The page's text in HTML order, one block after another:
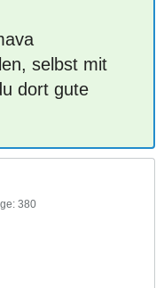
selbst mit
dort gute
380